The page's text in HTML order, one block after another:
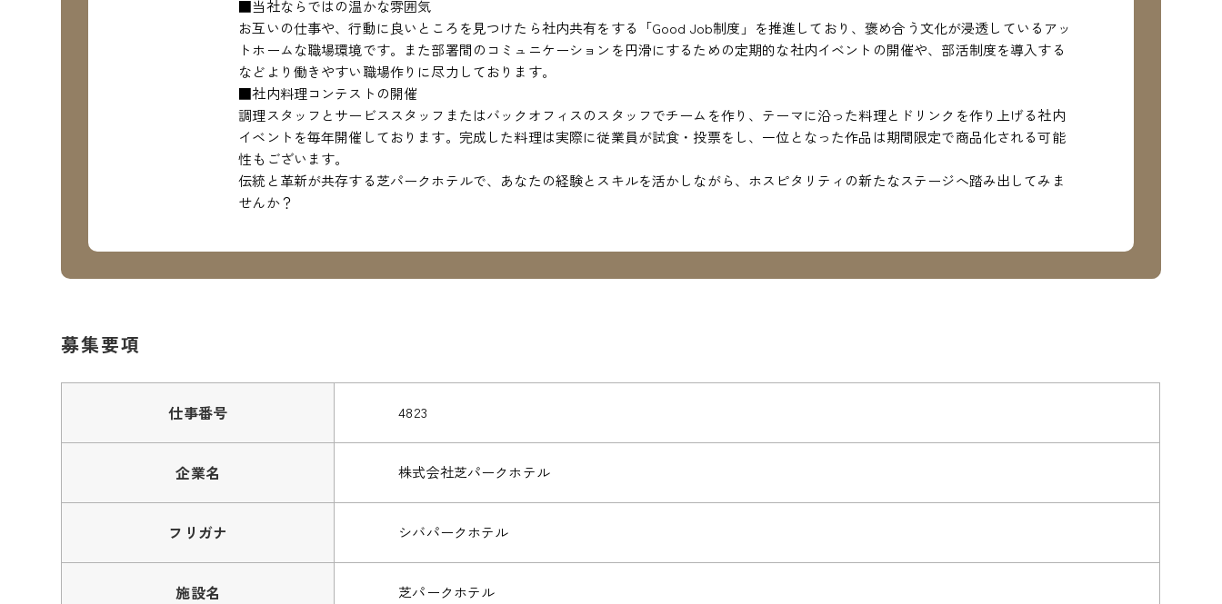
■当社ならではの温かな雰囲気
お互いの仕事や、行動に良いところを見つけたら社内共有をする「Good Job制度」を推進しており、褒め合う文化が浸透しているアッ
トホームな職場環境です。また部署間のコミュニケーションを円滑にするための定期的な社内イベントの開催や、部活制度を導入する
などより働きやすい職場作りに尽力しております。
■社内料理コンテストの開催
調理スタッフとサービススタッフまたはバックオフィスのスタッフでチームを作り、テーマに沿った料理とドリンクを作り上げる社内
イベントを毎年開催しております。完成した料理は実際に従業員が試食・投票をし、一位となった作品は期間限定で商品化される可能
性もございます。
伝統と革新が共存する芝パークホテルで、あなたの経験とスキルを活かしながら、ホスピタリティの新たなステージへ踏み出してみま
せんか？
募集要項
仕事番号 4823
企業名 株式会社芝パークホテル
フリガナ シバパークホテル
施設名 芝パークホテル